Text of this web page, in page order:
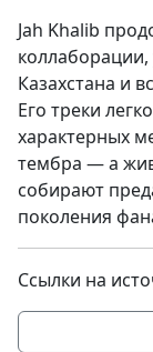
Jah Khalib
Казахстана и
Его треки
характерных
тембра — а
собирают
поколения
Ссылки на